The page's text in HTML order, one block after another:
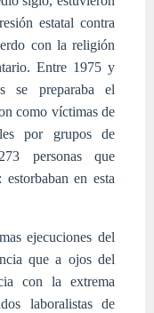
estatal contra
con la religión
Entre 1975 y
se preparaba el
como víctimas de
por grupos de
personas que
en esta
ejecuciones del
que a ojos del
con la extrema
laboralistas de